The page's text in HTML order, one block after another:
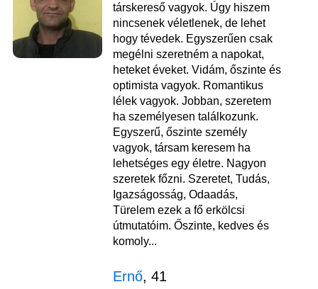
társkereső vagyok. Úgy hiszem
nincsenek véletlenek, de lehet
hogy tévedek. Egyszerűen csak
megélni szeretném a napokat,
heteket éveket. Vidám, őszinte és
optimista vagyok. Romantikus
lélek vagyok. Jobban, szeretem
ha személyesen találkozunk.
Egyszerű, őszinte személy
vagyok, társam keresem ha
lehetséges egy életre. Nagyon
szeretek főzni. Szeretet, Tudás,
Igazságosság, Odaadás,
Türelem ezek a fő erkölcsi
útmutatóim. Őszinte, kedves és
komoly...
Ernő, 41